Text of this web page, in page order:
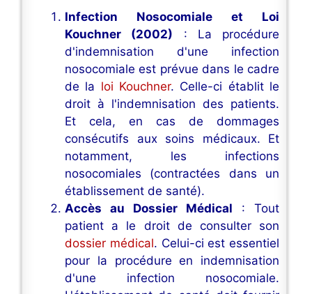
Infection Nosocomiale et Loi
Kouchner (2002) : La procédure
d'indemnisation d'une infection
nosocomiale est prévue dans le cadre
de la loi Kouchner. Celle-ci établit le
droit à l'indemnisation des patients.
Et cela, en cas de dommages
consécutifs aux soins médicaux. Et
notamment, les infections
nosocomiales (contractées dans un
établissement de santé).
Accès au Dossier Médical : Tout
patient a le droit de consulter son
dossier médical. Celui-ci est essentiel
pour la procédure en indemnisation
d'une infection nosocomiale.